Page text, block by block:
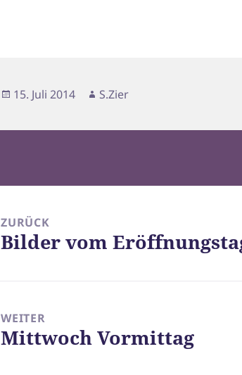
Veröffentlicht
15. Juli 2014 Autor
S.Zier
ZURÜCK
Vorheriger
Bilder vom
WEITER
Nächster
Mittwoch Vormittag